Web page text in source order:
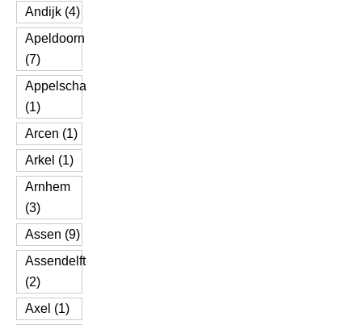
Andijk (4)
Apeldoorn
(7)
Appelscha
(1)
Arcen (1)
Arkel (1)
Arnhem
(3)
Assen (9)
Assendelft
(2)
Axel (1)